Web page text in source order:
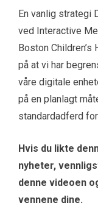
En vanlig strategi
ved Interactive
Boston
på at vi har
våre digitale
på en planlagt
standardadferd
Hvis du likte
nyheter,
denne videoen
vennene dine.